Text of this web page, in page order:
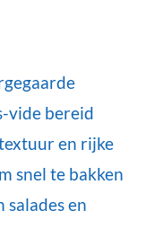
vide bereid
en rijke
snel te bakken
salades en